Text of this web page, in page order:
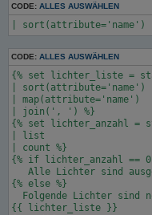
a
g
CODE: ALLES AUSWÄHLEN
| sort(attribute='name')
CODE: ALLES AUSWÄHLEN
{% set lichter_liste =
| sort(attribute='name')
| map(attribute='name')
| join(', ') %}
{% set lichter_anzahl
| list
| count %}
{% if lichter_anzahl == 0
Alle Lichter sind
{% else %}
Folgende Lichter sind
{{ lichter_liste }}